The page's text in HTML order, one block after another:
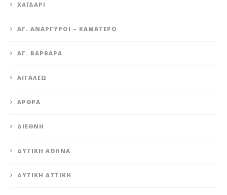
XΑΪΔΆΡΙ
ΆΓ. ΑΝΆΡΓΥΡΟΙ – KΑΜΑΤΕΡΌ
ΑΓ. ΒΑΡΒΆΡΑ
ΑΙΓΆΛΕΩ
ΆΡΘΡΑ
ΔΙΕΘΝΉ
ΔΥΤΙΚΉ ΑΘΉΝΑ
ΔΥΤΙΚΉ ΑΤΤΙΚΉ